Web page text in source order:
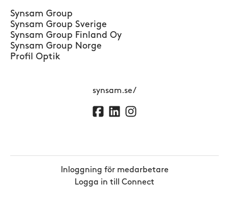
Synsam Group
Synsam Group Sverige
Synsam Group Finland Oy
Synsam Group Norge
Profil Optik
synsam.se/
Inloggning för medarbetare
Logga in till Connect